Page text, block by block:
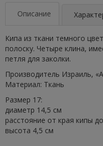
Описание
Кипа из ткани темного
полоску. Четыре клина,
петля для заколки.
Производитель Израиль,
Материал: Ткань
Размер 17:
диаметр 14,5 см
расстояние от края кипы
высота 4,5 см